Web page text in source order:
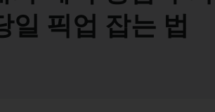
일 픽업 잡는 법